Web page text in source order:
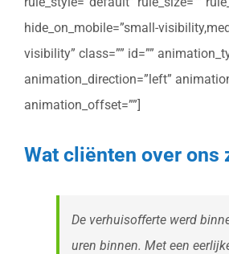
hide_on_mobile=”small-
visibility” class=”” id=””
animation_direction=”left”
animation_offset=””]
Wat cliënten over ons
De verhuisofferte werd
uren binnen. Met een